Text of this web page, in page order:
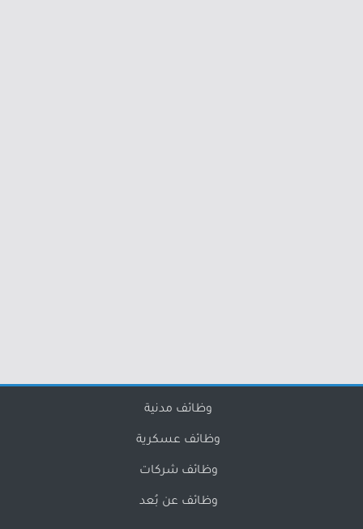
وظائف مدنية
وظائف عسكرية
وظائف شركات
وظائف عن بُعد